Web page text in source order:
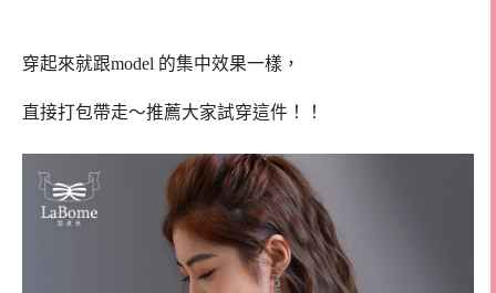
穿起來就跟model 的集中效果一樣，
直接打包帶走～推薦大家試穿這件！！